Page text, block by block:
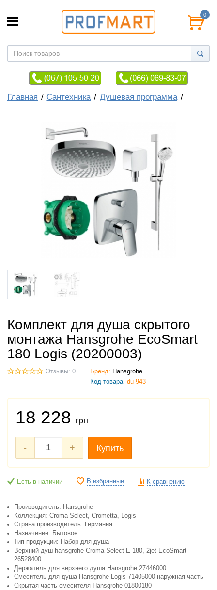
0
Главная Сантехника Душевая программа
Комплект для душа скрытого
монтажа Hansgrohe EcoSmart
180 Logis (20200003)
Отзывы: 0 Бренд: Hansgrohe
Код товара: du-943
18 228 грн
- + Купить
Есть в наличии В избранные К сравнению
Производитель: Hansgrohe
Коллекция: Croma Select, Crometta, Logis
Cтрана производитель: Германия
Назначение: Бытовое
Тип продукции: Набор для душа
Верхний душ hansgrohe Croma Select E 180, 2jet EcoSmart
26528400
Держатель для верхнего душа Hansgrohe 27446000
Смеситель для душа Hansgrohe Logis 71405000 наружная часть
Скрытая часть смесителя Hansgrohe 01800180